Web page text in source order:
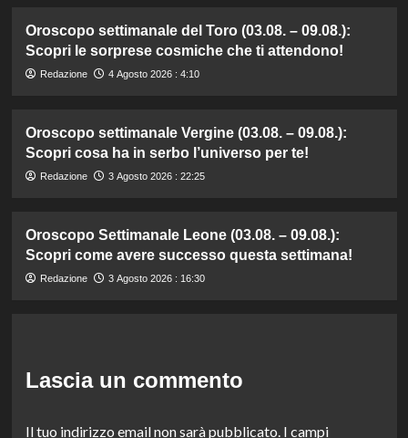
Oroscopo settimanale del Toro (03.08. – 09.08.):
Scopri le sorprese cosmiche che ti attendono!
Redazione 4 Agosto 2026 : 4:10
Oroscopo settimanale Vergine (03.08. – 09.08.):
Scopri cosa ha in serbo l’universo per te!
Redazione 3 Agosto 2026 : 22:25
Oroscopo Settimanale Leone (03.08. – 09.08.):
Scopri come avere successo questa settimana!
Redazione 3 Agosto 2026 : 16:30
Lascia un commento
Il tuo indirizzo email non sarà pubblicato. I campi